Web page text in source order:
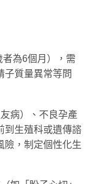
為6個月），需
子質量異常等問
病）、不良孕產
到生殖科或遺傳諮
險，制定個性化生